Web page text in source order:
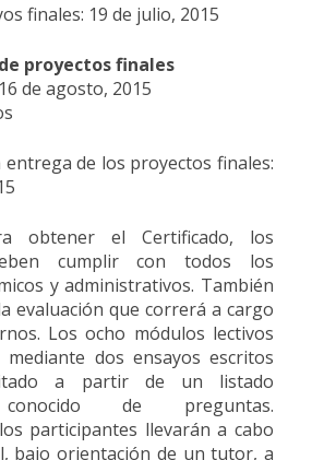
finales: 19 de julio, 2015
proyectos finales
de agosto, 2015
entrega de los proyectos finales:
obtener el Certificado, los
cumplir con todos los
y administrativos. También
evaluación que correrá a cargo
Los ocho módulos lectivos
mediante dos ensayos escritos
a partir de un listado
conocido de preguntas.
participantes llevarán a cabo
bajo orientación de un tutor, a